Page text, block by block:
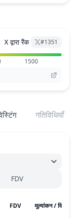
X द्वारा रैंक #1351
1500
गतिविधियाँ
FDV
FDV मूल्यांकन / विकास